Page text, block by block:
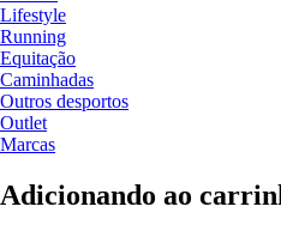
Lifestyle
Running
Equitação
Caminhadas
Outros desportos
Outlet
Marcas
Adicionando ao